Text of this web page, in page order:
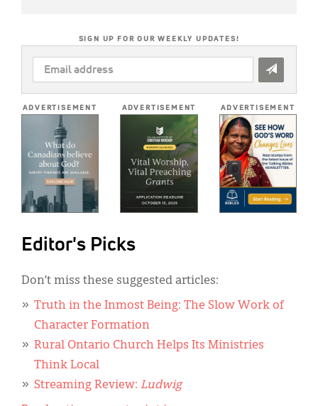
SIGN UP FOR OUR WEEKLY UPDATES!
EMAIL
ADDRESS
ADVERTISEMENT ADVERTISEMENT ADVERTISEMENT
Editor's Picks
Don’t miss these suggested articles:
Truth in the Inmost Being: The Slow Work of
Character Formation
Rural Ontario Church Helps Its Ministries
Think Local
Streaming Review: Ludwig